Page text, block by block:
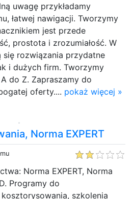
uwagę przykładamy
łatwej nawigacji. Tworzymy
jest przede
prostota i zrozumiałość. W
się rozwiązania przydatne
i dużych firm. Tworzymy
do Z. Zapraszamy do
oferty.... pokaż więcej »
Norma EXPERT
Norma EXPERT, Norma
Programy do
szkolenia